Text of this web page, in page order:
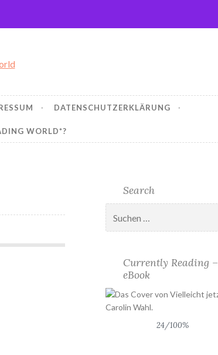
DATENSCHUTZERKLÄRUNG
WORLD*?
Search
nach:
Currently Reading –
eBook
24/100%